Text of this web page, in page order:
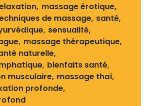
massage érotique
de massage santé
sensualité
massage thérapeutique
naturelle
bienfaits santé
musculaire massage thaï
profonde